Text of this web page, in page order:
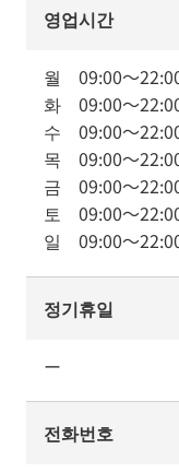
영업시간
월 09:00～
화 09:00～
수 09:00～
목 09:00～
금 09:00～
토 09:00～
일 09:00～
정기휴일
ー
전화번호